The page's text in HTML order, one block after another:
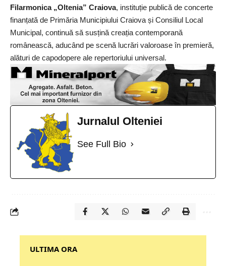
Filarmonica „Oltenia” Craiova, instituție publică de concerte
finanțată de Primăria Municipiului Craiova și Consiliul Local
Municipal, continuă să susțină creația contemporană
românească, aducând pe scenă lucrări valoroase în premieră,
alături de capodopere ale repertoriului universal.
Jurnalul Olteniei
See Full Bio
‎‎‎‎‎‎‎ULTIMA ORA